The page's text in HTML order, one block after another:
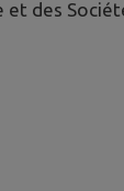
des